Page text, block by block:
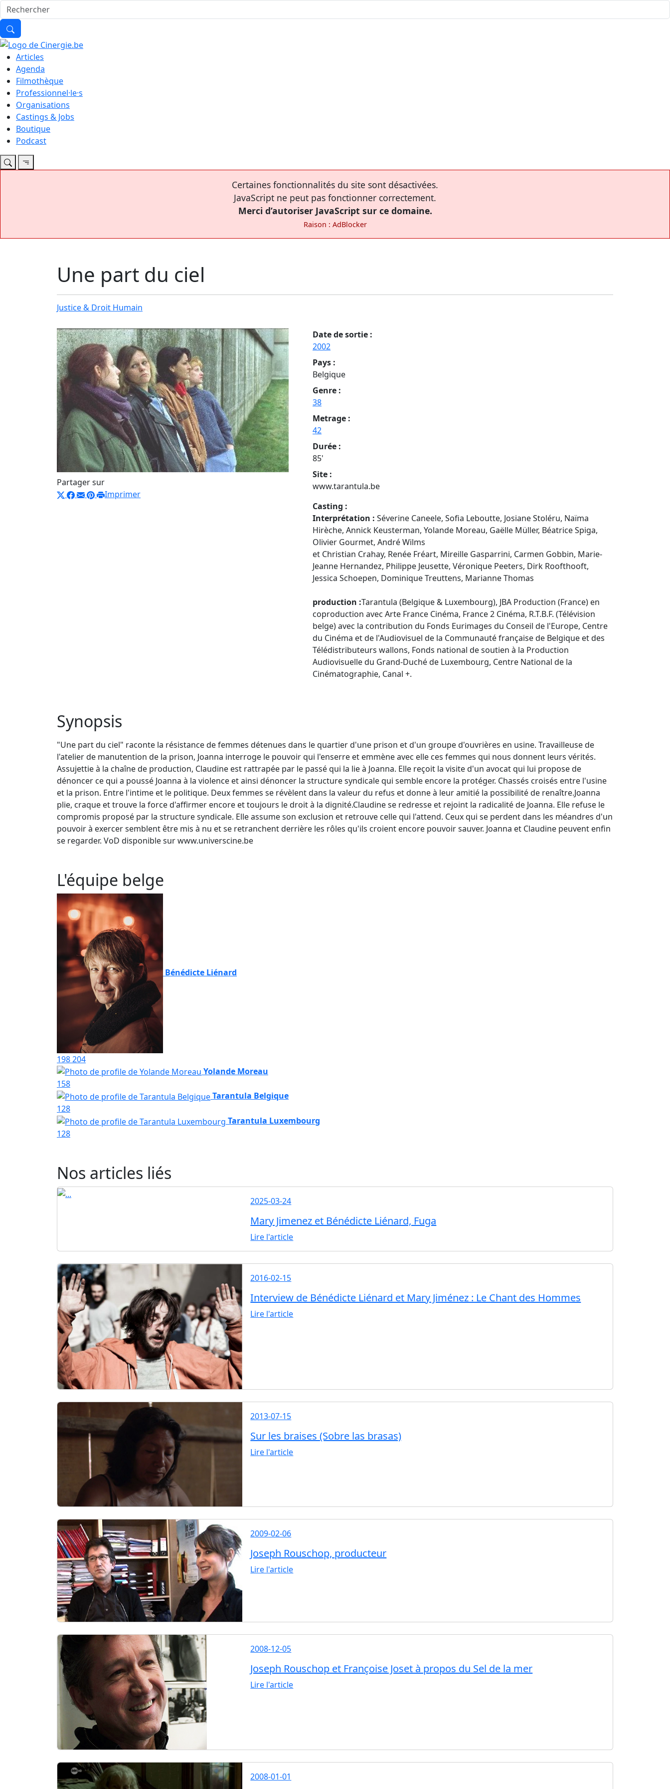
Articles
Agenda
Filmothèque
Professionnel·le·s
Organisations
Castings & Jobs
Boutique
Podcast
Certaines fonctionnalités du site sont désactivées.
JavaScript ne peut pas fonctionner correctement.
Merci d’autoriser JavaScript sur ce domaine.
Raison : AdBlocker
Une part du ciel
Justice & Droit Humain
Partager sur
Imprimer
Date de sortie :
2002
Pays :
Belgique
Genre :
38
Metrage :
42
Durée :
85'
Site :
www.tarantula.be
Casting :
Interprétation : Séverine Caneele, Sofia Leboutte, Josiane Stoléru, Naïma
Hirèche, Annick Keusterman, Yolande Moreau, Gaëlle Müller, Béatrice Spiga,
Olivier Gourmet, André Wilms
et Christian Crahay, Renée Fréart, Mireille Gasparrini, Carmen Gobbin, Marie-
Jeanne Hernandez, Philippe Jeusette, Véronique Peeters, Dirk Roofthooft,
Jessica Schoepen, Dominique Treuttens, Marianne Thomas
production :Tarantula (Belgique & Luxembourg), JBA Production (France) en
coproduction avec Arte France Cinéma, France 2 Cinéma, R.T.B.F. (Télévision
belge) avec la contribution du Fonds Eurimages du Conseil de l'Europe, Centre
du Cinéma et de l'Audiovisuel de la Communauté française de Belgique et des
Télédistributeurs wallons, Fonds national de soutien à la Production
Audiovisuelle du Grand-Duché de Luxembourg, Centre National de la
Cinématographie, Canal +.
Synopsis
"Une part du ciel" raconte la résistance de femmes détenues dans le quartier d'une prison et d'un groupe d'ouvrières en usine. Travailleuse de
l'atelier de manutention de la prison, Joanna interroge le pouvoir qui l'enserre et emmène avec elle ces femmes qui nous donnent leurs vérités.
Assujettie à la chaîne de production, Claudine est rattrapée par le passé qui la lie à Joanna. Elle reçoit la visite d'un avocat qui lui propose de
dénoncer ce qui a poussé Joanna à la violence et ainsi dénoncer la structure syndicale qui semble encore la protéger. Chassés croisés entre l'usine
et la prison. Entre l'intime et le politique. Deux femmes se révèlent dans la valeur du refus et donne à leur amitié la possibilité de renaître.Joanna
plie, craque et trouve la force d'affirmer encore et toujours le droit à la dignité.Claudine se redresse et rejoint la radicalité de Joanna. Elle refuse le
compromis proposé par la structure syndicale. Elle assume son exclusion et retrouve celle qui l'attend. Ceux qui se perdent dans les méandres d'un
pouvoir à exercer semblent être mis à nu et se retranchent derrière les rôles qu'ils croient encore pouvoir sauver. Joanna et Claudine peuvent enfin
se regarder. VoD disponible sur www.universcine.be
L'équipe belge
Bénédicte Liénard
198204
Yolande Moreau
158
Tarantula Belgique
128
Tarantula Luxembourg
128
Nos articles liés
2025-03-24
Mary Jimenez et Bénédicte Liénard, Fuga
Lire l'article
2016-02-15
Interview de Bénédicte Liénard et Mary Jiménez : Le Chant des Hommes
Lire l'article
2013-07-15
Sur les braises (Sobre las brasas)
Lire l'article
2009-02-06
Joseph Rouschop, producteur
Lire l'article
2008-12-05
Joseph Rouschop et Françoise Joset à propos du Sel de la mer
Lire l'article
2008-01-01